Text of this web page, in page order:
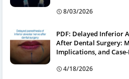
8/03/2026
PDF: Delayed Inferior
After Dental Surgery:
Implications, and
4/18/2026